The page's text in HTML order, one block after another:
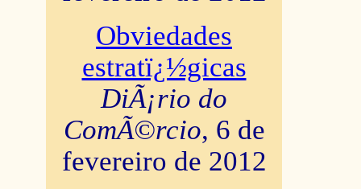
Obviedades
estratï¿½gicas
DiÃ¡rio do
ComÃ©rcio, 6 de
fevereiro de 2012